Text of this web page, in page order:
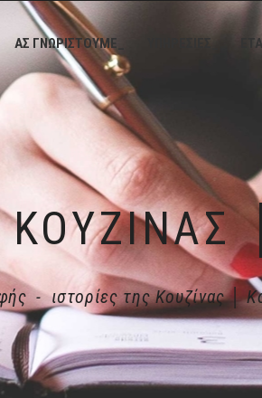
ΑΣ ΓΝΩΡΙΣΤΟΥΜΕ_
- ιστορίες της Κουζίνας │